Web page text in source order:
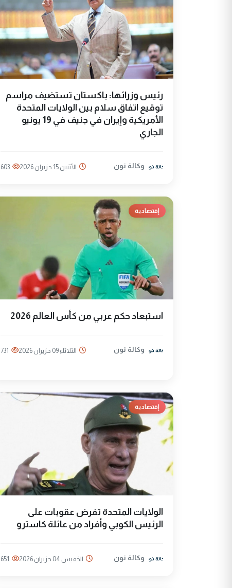
رئيس وزرائها: باكستان تستضيف مراسم
توقيع اتفاق سلام بين الولايات المتحدة
الأمريكية وإيران في جنيف في 19 يونيو
الجاري
وكالة نون الأثنين 15 حزيران 2026 603
إقتصادية
استبعاد حكم عربي من كأس العالم 2026
وكالة نون الثلاثاء 09 حزيران 2026 731
إقتصادية
الولايات المتحدة تفرض عقوبات على
الرئيس الكوبي وأفراد من عائلة كاسترو
وكالة نون الخميس 04 حزيران 2026 651